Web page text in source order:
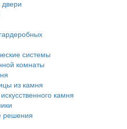
двери
системы
комнаты
из камня
камня
решения